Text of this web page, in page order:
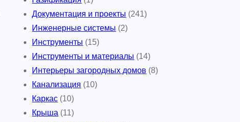
Документация и проекты (241)
Инженерные системы (2)
Инструменты (15)
Инструменты и материалы (14)
Интерьеры загородных домов (8)
Канализация (10)
Каркас (10)
Крыша (11)